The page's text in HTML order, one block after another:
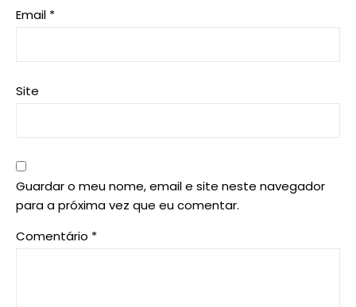
Email *
Site
Guardar o meu nome, email e site neste navegador
para a próxima vez que eu comentar.
Comentário *